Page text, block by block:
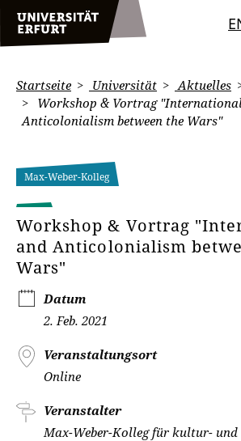
Startseite Universität Aktuelles
Workshop & Vortrag
Anticolonialism between the Wars"
Max-Weber-Kolleg
Workshop & Vortrag
and Anticolonialism
Wars"
Datum
2. Feb. 2021
Veranstaltungsort
Online
Veranstalter
Max-Weber-Kolleg für kultur- und